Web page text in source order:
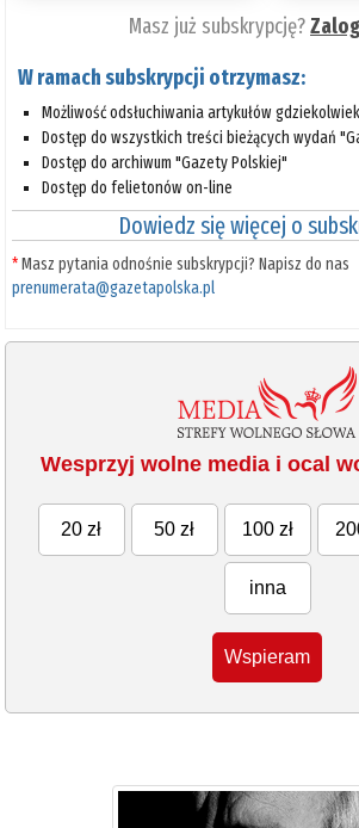
Masz już subskrypcję?
W ramach subskrypcji otrzymasz:
Możliwość odsłuchiwania artykułów
Dostęp do wszystkich treści bieżących wydań
Dostęp do archiwum "Gazety Polskiej"
Dostęp do felietonów on-line
Dowiedz się więcej o
*Masz pytania odnośnie subskrypcji? Napisz do nas
prenumerata@gazetapolska.pl
Wesprzyj wolne media i ocal
20 zł 50 zł 100 zł
inna
Wspieram